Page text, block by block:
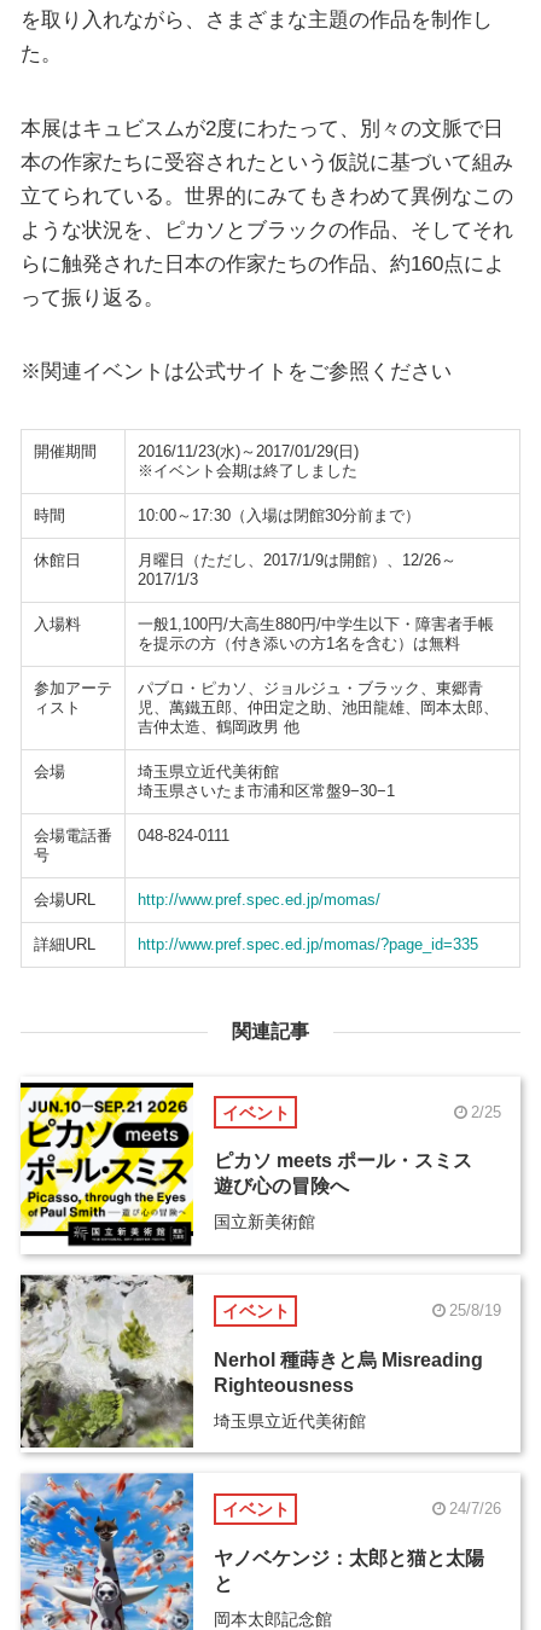
を取り入れながら、さまざまな主題の作品を制作し
た。
本展はキュビスムが2度にわたって、別々の文脈で日
本の作家たちに受容されたという仮説に基づいて組み
立てられている。世界的にみてもきわめて異例なこの
ような状況を、ピカソとブラックの作品、そしてそれ
らに触発された日本の作家たちの作品、約160点によ
って振り返る。
※関連イベントは公式サイトをご参照ください
開催期間
2016/11/23(水)～2017/01/29(日)
※イベント会期は終了しました
時間 10:00～17:30（入場は閉館30分前まで）
休館日
月曜日（ただし、2017/1/9は開館）、12/26～
2017/1/3
入場料
一般1,100円/大高生880円/中学生以下・障害者手帳
を提示の方（付き添いの方1名を含む）は無料
参加アーテ
ィスト
パブロ・ピカソ、ジョルジュ・ブラック、東郷青
児、萬鐵五郎、仲田定之助、池田龍雄、岡本太郎、
吉仲太造、鶴岡政男 他
会場
埼玉県立近代美術館
埼玉県さいたま市浦和区常盤9−30−1
会場電話番
号
048-824-0111
会場URL http://www.pref.spec.ed.jp/momas/
詳細URL http://www.pref.spec.ed.jp/momas/?page_id=335
関連記事
イベント 2/25
ピカソ meets ポール・スミス
遊び心の冒険へ
国立新美術館
イベント 25/8/19
Nerhol 種蒔きと烏 Misreading
Righteousness
埼玉県立近代美術館
イベント 24/7/26
ヤノベケンジ：太郎と猫と太陽
と
岡本太郎記念館